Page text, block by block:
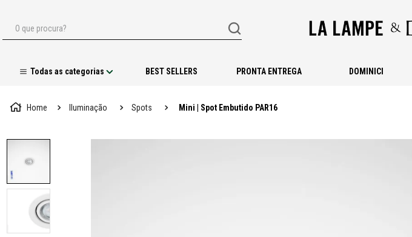
O que procura?
BEST SELLERS PRONTA ENTREGA DOMINICI
Iluminação Spots Mini | Spot Embutido PAR16